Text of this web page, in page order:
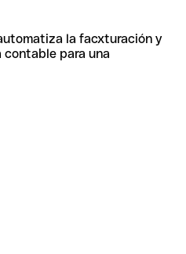
la facxturación y
para una